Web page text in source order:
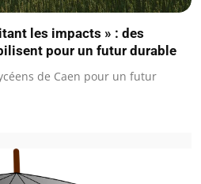
les impacts » : des
pour un futur durable
de Caen pour un futur